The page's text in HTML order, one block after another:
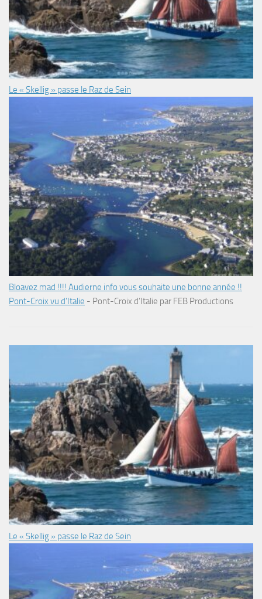
Le « Skellig » passe le Raz de Sein
Bloavez mad !!!! Audierne info vous souhaite une bonne année !!
Pont-Croix vu d’Italie - Pont-Croix d’Italie par FEB Productions
Le « Skellig » passe le Raz de Sein